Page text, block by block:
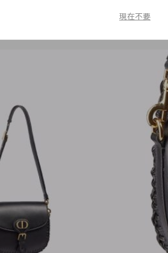
的風格，是不是也
登場，有興趣的朋友可以趕快去靠
現在不要